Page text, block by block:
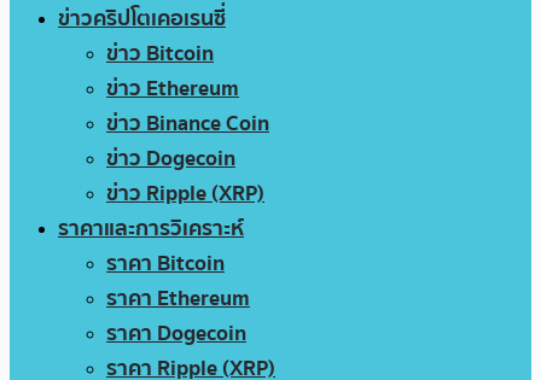
ข่าวคริปโตเคอเรนซี่
ข่าว Bitcoin
ข่าว Ethereum
ข่าว Binance Coin
ข่าว Dogecoin
ข่าว Ripple (XRP)
ราคาและการวิเคราะห์
ราคา Bitcoin
ราคา Ethereum
ราคา Dogecoin
ราคา Ripple (XRP)